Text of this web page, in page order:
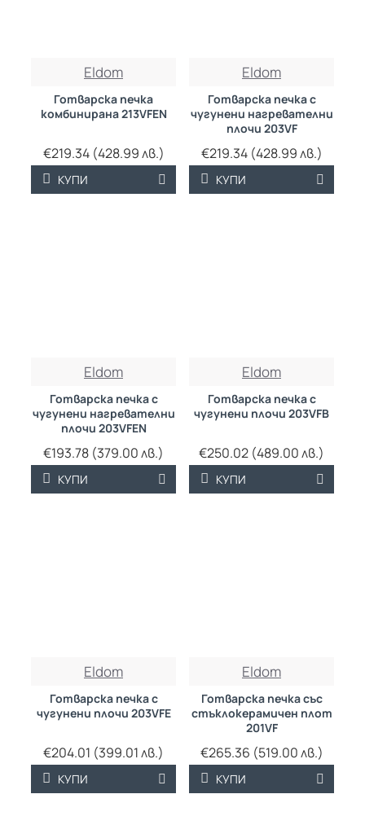
Eldom
Готварска печка
комбинирана 213VFEN
€219.34 (428.99 лв.)
КУПИ
Eldom
Готварска печка с
чугунени нагревателни
плочи 203VF
€219.34 (428.99 лв.)
КУПИ
Eldom
Готварска печка с
чугунени нагревателни
плочи 203VFEN
€193.78 (379.00 лв.)
КУПИ
Eldom
Готварска печка с
чугунени плочи 203VFB
€250.02 (489.00 лв.)
КУПИ
Eldom
Готварска печка с
чугунени плочи 203VFE
€204.01 (399.01 лв.)
КУПИ
Eldom
Готварска печка със
стъклокерамичен плот
201VF
€265.36 (519.00 лв.)
КУПИ